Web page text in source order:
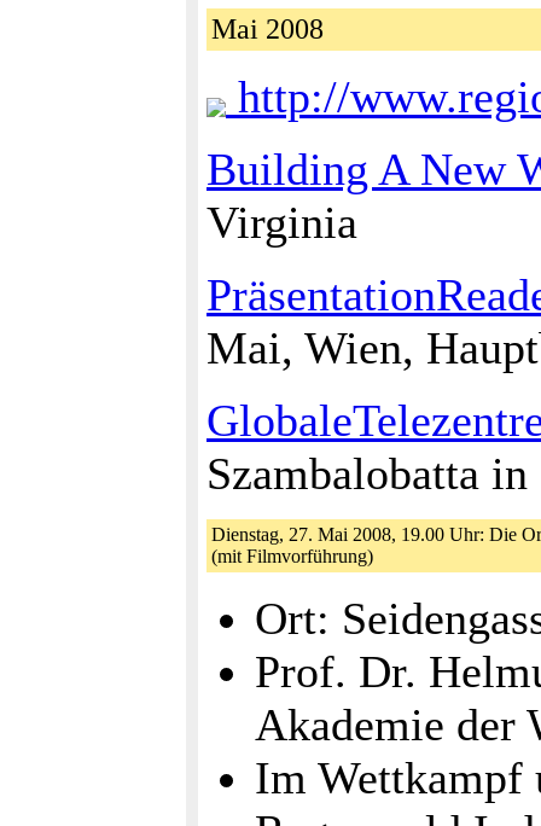
Mai 2008
http://
Building A New
Virginia
Mai, Wien,
Szambalobatta
Dienstag, 27. Mai 2008, 19.00 Uhr: Die
(mit Filmvorführung)
Ort:
Prof. Dr.
Akademie der
Im Wettkampf